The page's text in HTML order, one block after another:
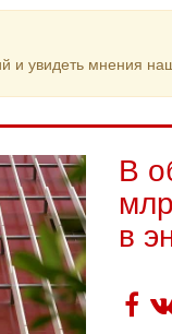
и увидеть мнения
В
в